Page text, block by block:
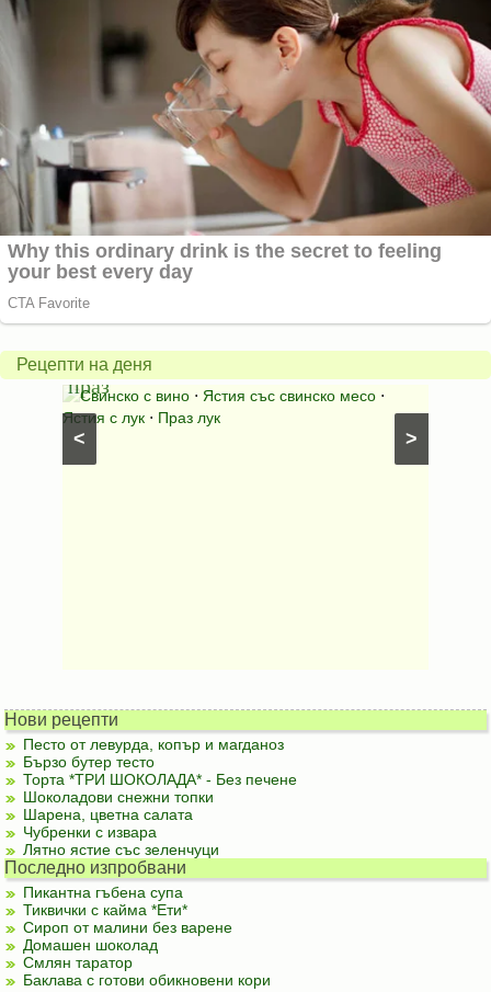
Рецепти на деня
>
<
Свинско
с
праз
Свинско с вино ⋅ Ястия със свинско месо ⋅
Ястия с лук ⋅ Праз лук
с
яйца
Нови рецепти
Песто от левурда, копър и магданоз
Бързо бутер тесто
Торта *ТРИ ШОКОЛАДА* - Без печене
Шоколадови снежни топки
Шарена, цветна салата
Чубренки с извара
Лятно ястие със зеленчуци
Последно изпробвани
Пикантна гъбена супа
Тиквички с кайма *Ети*
Сироп от малини без варене
Домашен шоколад
Смлян таратор
Баклава с готови обикновени кори